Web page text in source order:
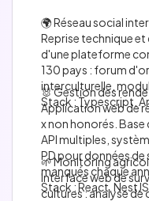
🌍 Réseau social
Reprise technique
d'une plateforme
130 pays : forum
interculturelle,
Stack : Typescript,
🐰 Gestion des
Application web de
x non honorés.
API multiples,
PD pour données de
manqués chaque
Stack : React,
🌱 Monitoring
Interface web de
cultures : analyse de